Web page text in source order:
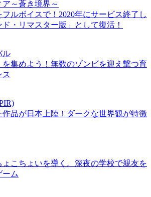
～蒼き境界～
ルボイスで！2020年にサービス終了し
・リマスター版」として復活！
ル
集めよう！無数のゾンビを迎え撃つ育
ス
品が日本上陸！ダークな世界観が特徴
こちょいを導く。深夜の学校で親友を
ーム